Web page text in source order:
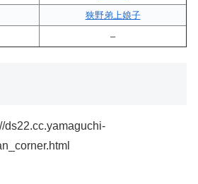
狭野弟上娘子
–
ds22.cc.yamaguchi-